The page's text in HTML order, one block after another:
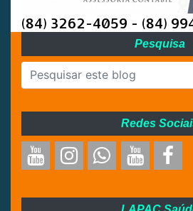
(84) 3262-4059 - (84)
Pesquisa
Redes